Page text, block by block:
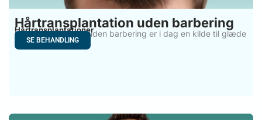
Hårtransplantation uden barbering
Hårtransplantationer
Hårtransplantation uden barbering er i dag en kilde til glæde
SE BEHANDLING